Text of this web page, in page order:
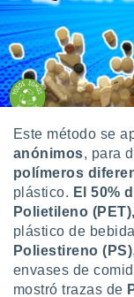
un
o acceder
datos
perfiles
utilizar
crear un
uso de
la
medir el
de la
Este método se
anónimos, para
polímeros
plástico. El 50%
Polietileno (PET),
plástico de
Poliestireno (PS)
envases de
mostró trazas de